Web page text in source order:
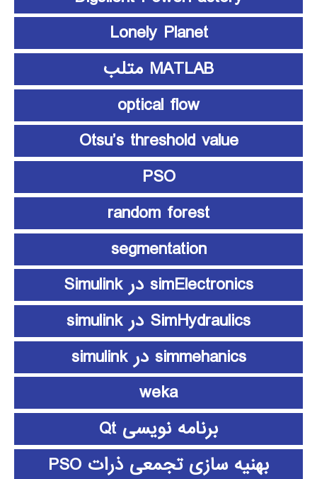
Lonely Planet
MATLAB متلب
optical flow
Otsu’s threshold value
PSO
random forest
segmentation
simElectronics در Simulink
SimHydraulics در simulink
simmehanics در simulink
weka
برنامه نویسی Qt
بهنیه سازی تجمعی ذرات PSO